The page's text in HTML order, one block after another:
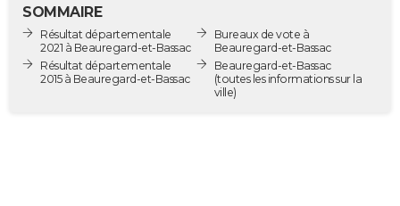
Destinations
City break
Voyage nature
Voyage de noces
Forum
Climat
GUIDES D'ACHAT
SOMMAIRE
Résultat départementale
2021 à Beauregard-et-Bassac
Résultat départementale
2015 à Beauregard-et-Bassac
Bureaux de vote à
Beauregard-et-Bassac
Beauregard-et-Bassac
(toutes les informations sur la
ville)